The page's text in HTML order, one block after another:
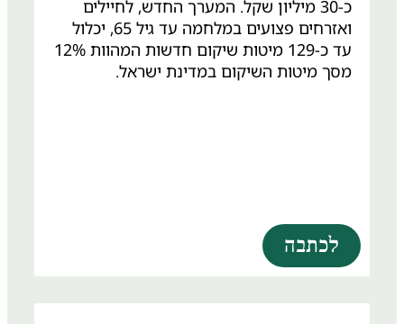
כ-30 מיליון שקל. המערך החדש, לחיילים
ואזרחים פצועים במלחמה עד גיל 65, יכלול
עד כ-129 מיטות שיקום חדשות המהוות 12%
מסך מיטות השיקום במדינת ישראל.
לכתבה